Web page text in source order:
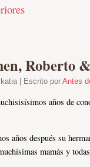
Roberto
| Escrito por Antes
años de
años después su
mamás y